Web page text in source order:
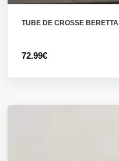
TUBE DE CROSSE
72.99€